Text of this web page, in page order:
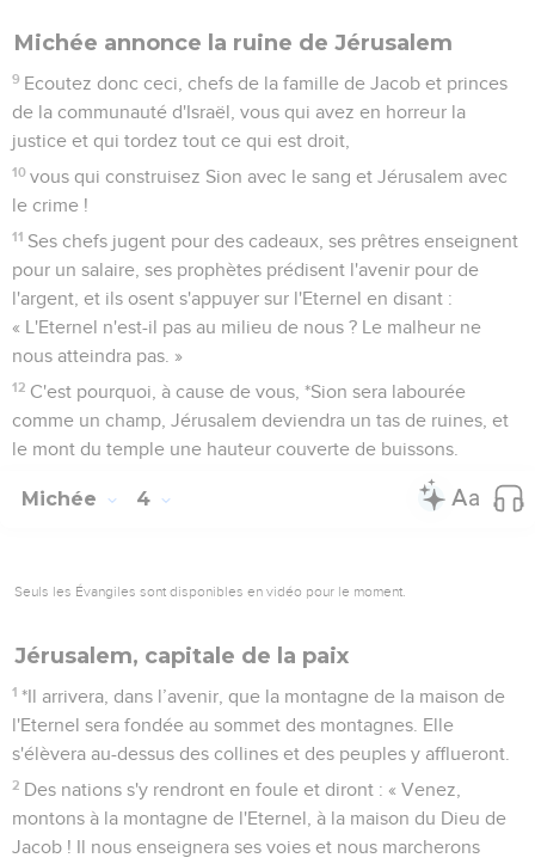
Michée annonce la ruine de Jérusalem
9 Ecoutez donc ceci, chefs de la famille de Jacob et princes
de la communauté d'Israël, vous qui avez en horreur la
justice et qui tordez tout ce qui est droit,
10 vous qui construisez Sion avec le sang et Jérusalem avec
le crime !
11 Ses chefs jugent pour des cadeaux, ses prêtres enseignent
pour un salaire, ses prophètes prédisent l'avenir pour de
l'argent, et ils osent s'appuyer sur l'Eternel en disant :
« L'Eternel n'est-il pas au milieu de nous ? Le malheur ne
nous atteindra pas. »
12 C'est pourquoi, à cause de vous, *Sion sera labourée
comme un champ, Jérusalem deviendra un tas de ruines, et
le mont du temple une hauteur couverte de buissons.
Michée 4
Seuls les Évangiles sont disponibles en vidéo pour le moment.
Jérusalem, capitale de la paix
1 *Il arrivera, dans l’avenir, que la montagne de la maison de
l'Eternel sera fondée au sommet des montagnes. Elle
s'élèvera au-dessus des collines et des peuples y afflueront.
2 Des nations s'y rendront en foule et diront : « Venez,
montons à la montagne de l'Eternel, à la maison du Dieu de
Jacob ! Il nous enseignera ses voies et nous marcherons